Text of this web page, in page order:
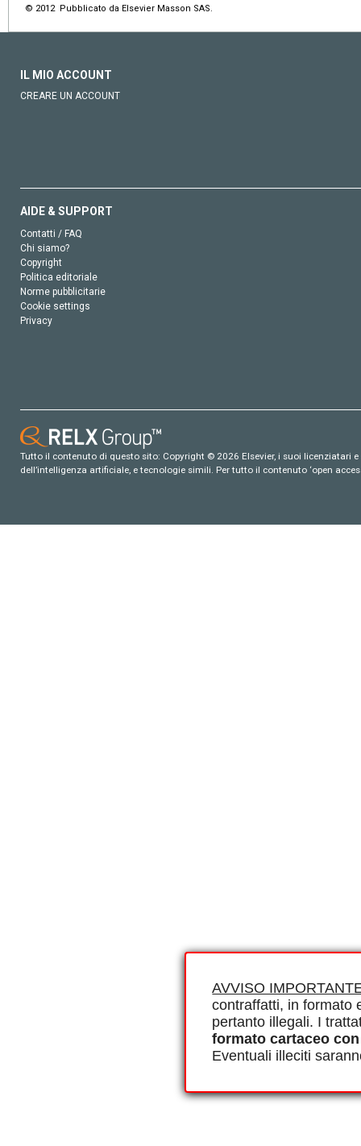
AVVISO
contraffatti, in formato
pertanto illegali. I
formato cartaceo
Eventuali illeciti
© 2012 Pubblicato da Elsevier Masson SAS.
IL MIO ACCOUNT
CREARE UN ACCOUNT
AIDE & SUPPORT
Contatti / FAQ
Chi siamo?
Copyright
Politica editoriale
Norme pubblicitarie
Cookie settings
Privacy
Tutto il contenuto di questo sito: Copyright © 2026 Elsevier, i suoi
dell’intelligenza artificiale, e tecnologie simili. Per tutto il contenuto ‘open